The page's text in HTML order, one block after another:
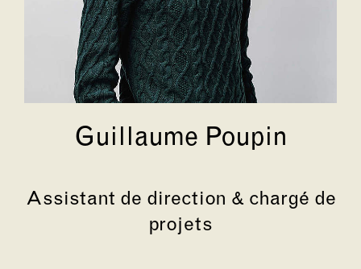
Guillaume Poupin
Assistant de direction & chargé de
projets